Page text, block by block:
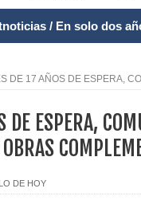
/ El Aeropuerto
/ Caldas
DE 17 AÑOS DE ESPERA,
DE ESPERA,
LO DE HOY